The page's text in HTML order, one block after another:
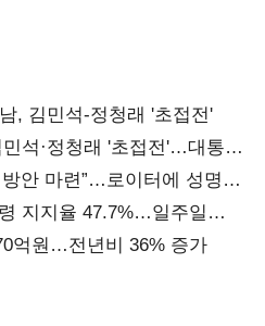
, 김민석-정청래 '초접전'
석·정청래 '초접전'…대통령
안 마련”…로이터에 성명
지지율 47.7%…일주일
억원…전년비 36% 증가